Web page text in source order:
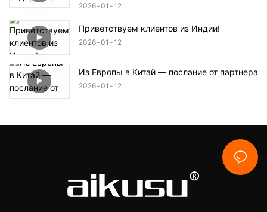
2026 01 12
Приветствуем клиентов из Индии!
2026 01 12
Из Европы в Китай — послание от партнера
2026 01 12